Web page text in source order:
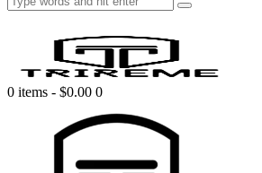
0 items - $0.00 0